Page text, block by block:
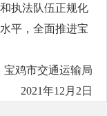
执法队伍正规化
平，全面推进宝
宝鸡市交通运输局
2021年12月2日